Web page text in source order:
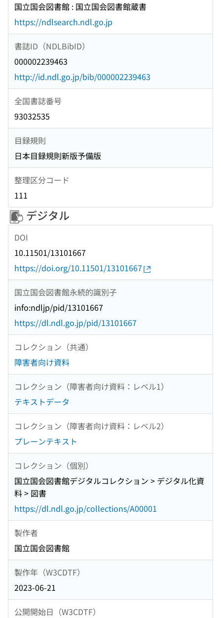
国立国会図書館 : 国立国会図書館蔵書
https://ndlsearch.ndl.go.jp
書誌ID（NDLBibID）
000002239463
http://id.ndl.go.jp/bib/000002239463
全国書誌番号
93032535
目録規則
日本目録規則新版予備版
整理区分コード
111
デジタル
DOI
10.11501/13101667
https://doi.org/10.11501/13101667
国立国会図書館永続的識別子
info:ndljp/pid/13101667
https://dl.ndl.go.jp/pid/13101667
コレクション（共通）
障害者向け資料
コレクション（障害者向け資料：レベル1）
テキストデータ
コレクション（障害者向け資料：レベル2）
プレーンテキスト
コレクション（個別）
国立国会図書館デジタルコレクション > デジタル化資
料 > 図書
https://dl.ndl.go.jp/collections/A00001
製作者
国立国会図書館
製作年（W3CDTF）
2023-06-21
公開開始日（W3CDTF）